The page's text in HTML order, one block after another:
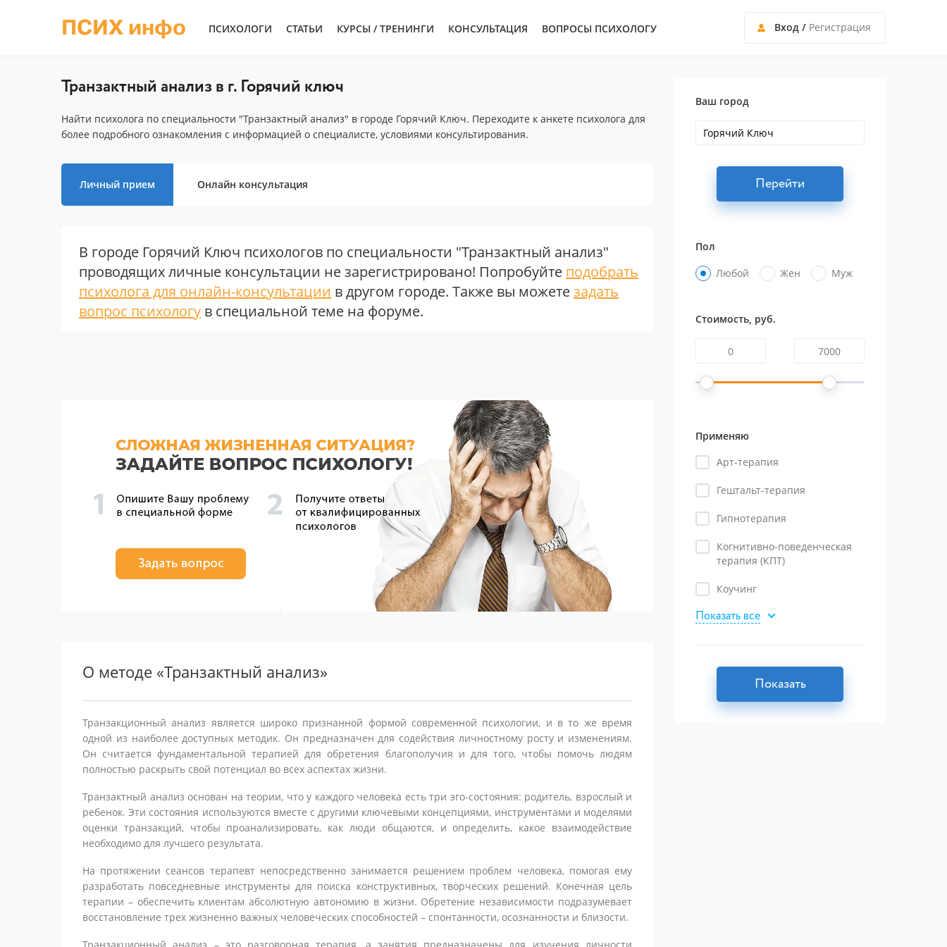
ПСИХ инфо ПСИХОЛОГИ СТАТЬИ КУРСЫ / ТРЕНИНГИ КОНСУЛЬТАЦИЯ ВОПРОСЫ ПСИХОЛОГУ Вход / Регистрация
Транзактный анализ в г. Горячий ключ
Найти психолога по специальности "Транзактный анализ" в городе Горячий Ключ. Переходите к анкете психолога для
более подробного ознакомления с информацией о специалисте, условиями консультирования.
Личный прием Онлайн консультация
Ваш город
Перейти
Пол
Любой
Жен Муж
Стоимость, руб.
Применяю
Арт-терапия
Гештальт-терапия
Гипнотерапия
Когнитивно-поведенческая
терапия (КПТ)
Коучинг
Показать все
Показать
В городе Горячий Ключ психологов по специальности "Транзактный анализ"
проводящих личные консультации не зарегистрировано! Попробуйте подобрать
психолога для онлайн-консультации в другом городе. Также вы можетезадать
вопрос психологу в специальной теме на форуме.
О методе «Транзактный анализ»
Транзакционный анализ является широко признанной формой современной психологии, и в то же время
одной из наиболее доступных методик. Он предназначен для содействия личностному росту и изменениям.
Он считается фундаментальной терапией для обретения благополучия и для того, чтобы помочь людям
полностью раскрыть свой потенциал во всех аспектах жизни.
Транзактный анализ основан на теории, что у каждого человека есть три эго-состояния: родитель, взрослый и
ребенок. Эти состояния используются вместе с другими ключевыми концепциями, инструментами и моделями
оценки транзакций, чтобы проанализировать, как люди общаются, и определить, какое взаимодействие
необходимо для лучшего результата.
На протяжении сеансов терапевт непосредственно занимается решением проблем человека, помогая ему
разработать повседневные инструменты для поиска конструктивных, творческих решений. Конечная цель
терапии – обеспечить клиентам абсолютную автономию в жизни. Обретение независимости подразумевает
восстановление трех жизненно важных человеческих способностей – спонтанности, осознанности и близости.